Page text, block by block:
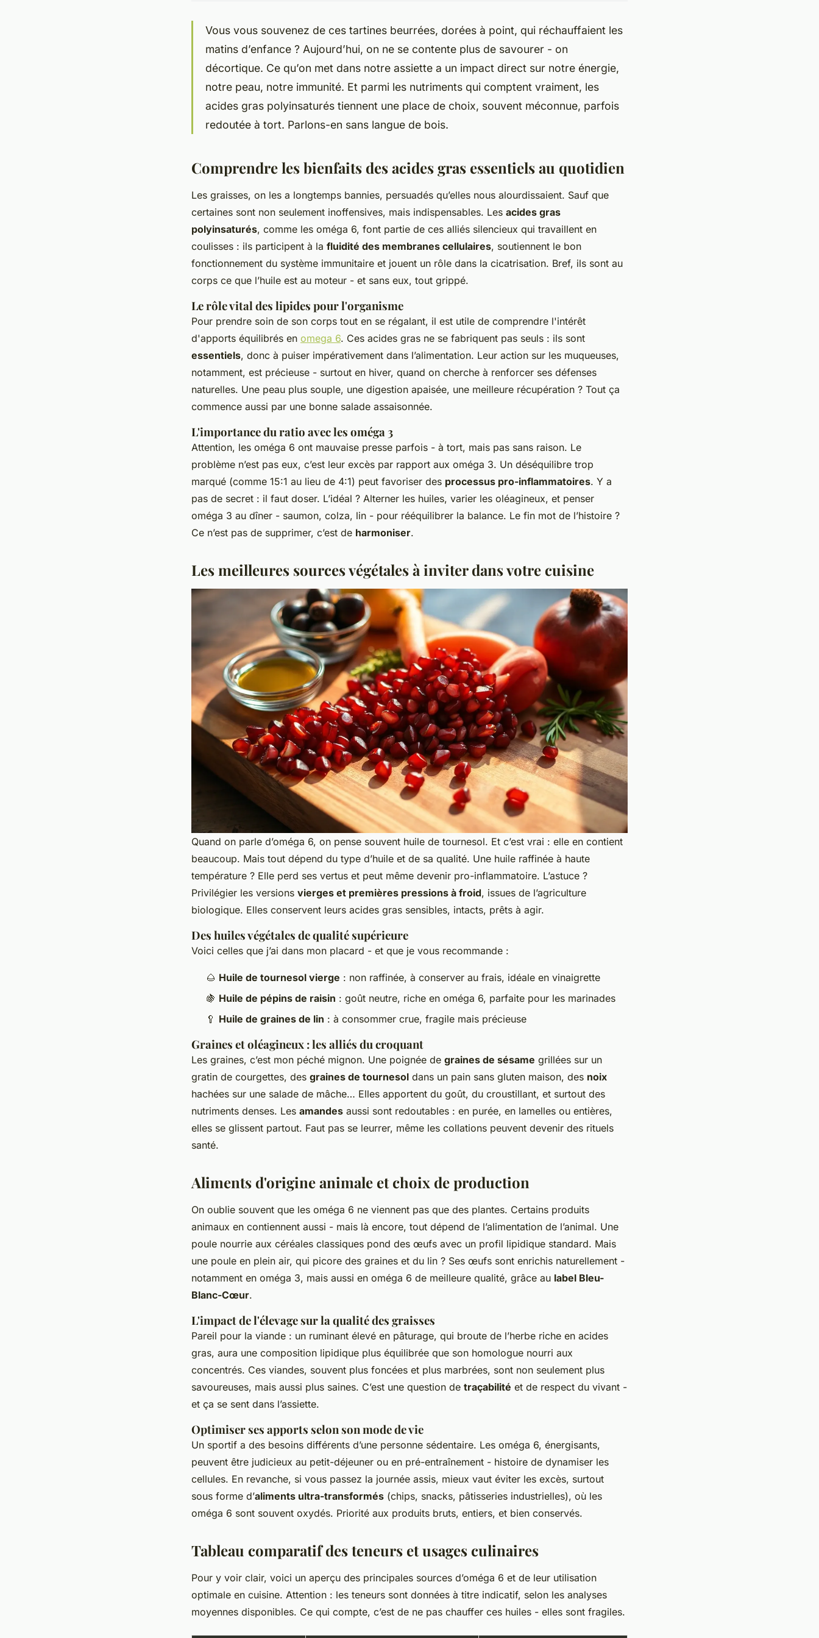
Vous vous souvenez de ces tartines beurrées, dorées à point, qui réchauffaient les
matins d’enfance ? Aujourd’hui, on ne se contente plus de savourer - on
décortique. Ce qu’on met dans notre assiette a un impact direct sur notre énergie,
notre peau, notre immunité. Et parmi les nutriments qui comptent vraiment, les
acides gras polyinsaturés tiennent une place de choix, souvent méconnue, parfois
redoutée à tort. Parlons-en sans langue de bois.
Comprendre les bienfaits des acides gras essentiels au quotidien
Les graisses, on les a longtemps bannies, persuadés qu’elles nous alourdissaient. Sauf que
certaines sont non seulement inoffensives, mais indispensables. Les acides gras
polyinsaturés, comme les oméga 6, font partie de ces alliés silencieux qui travaillent en
coulisses : ils participent à la fluidité des membranes cellulaires, soutiennent le bon
fonctionnement du système immunitaire et jouent un rôle dans la cicatrisation. Bref, ils sont au
corps ce que l’huile est au moteur - et sans eux, tout grippé.
Le rôle vital des lipides pour l'organisme
Pour prendre soin de son corps tout en se régalant, il est utile de comprendre l'intérêt
d'apports équilibrés en omega 6. Ces acides gras ne se fabriquent pas seuls : ils sont
essentiels, donc à puiser impérativement dans l’alimentation. Leur action sur les muqueuses,
notamment, est précieuse - surtout en hiver, quand on cherche à renforcer ses défenses
naturelles. Une peau plus souple, une digestion apaisée, une meilleure récupération ? Tout ça
commence aussi par une bonne salade assaisonnée.
L'importance du ratio avec les oméga 3
Attention, les oméga 6 ont mauvaise presse parfois - à tort, mais pas sans raison. Le
problème n’est pas eux, c’est leur excès par rapport aux oméga 3. Un déséquilibre trop
marqué (comme 15:1 au lieu de 4:1) peut favoriser des processus pro-inflammatoires. Y a
pas de secret : il faut doser. L’idéal ? Alterner les huiles, varier les oléagineux, et penser
oméga 3 au dîner - saumon, colza, lin - pour rééquilibrer la balance. Le fin mot de l’histoire ?
Ce n’est pas de supprimer, c’est de harmoniser.
Les meilleures sources végétales à inviter dans votre cuisine
Quand on parle d’oméga 6, on pense souvent huile de tournesol. Et c’est vrai : elle en contient
beaucoup. Mais tout dépend du type d’huile et de sa qualité. Une huile raffinée à haute
température ? Elle perd ses vertus et peut même devenir pro-inflammatoire. L’astuce ?
Privilégier les versions vierges et premières pressions à froid, issues de l’agriculture
biologique. Elles conservent leurs acides gras sensibles, intacts, prêts à agir.
Des huiles végétales de qualité supérieure
Voici celles que j’ai dans mon placard - et que je vous recommande :
🌰 Huile de tournesol vierge : non raffinée, à conserver au frais, idéale en vinaigrette
🍇 Huile de pépins de raisin : goût neutre, riche en oméga 6, parfaite pour les marinades
🥄 Huile de graines de lin : à consommer crue, fragile mais précieuse
Graines et oléagineux : les alliés du croquant
Les graines, c’est mon péché mignon. Une poignée de graines de sésame grillées sur un
gratin de courgettes, des graines de tournesol dans un pain sans gluten maison, des noix
hachées sur une salade de mâche… Elles apportent du goût, du croustillant, et surtout des
nutriments denses. Les amandes aussi sont redoutables : en purée, en lamelles ou entières,
elles se glissent partout. Faut pas se leurrer, même les collations peuvent devenir des rituels
santé.
Aliments d'origine animale et choix de production
On oublie souvent que les oméga 6 ne viennent pas que des plantes. Certains produits
animaux en contiennent aussi - mais là encore, tout dépend de l’alimentation de l’animal. Une
poule nourrie aux céréales classiques pond des œufs avec un profil lipidique standard. Mais
une poule en plein air, qui picore des graines et du lin ? Ses œufs sont enrichis naturellement -
notamment en oméga 3, mais aussi en oméga 6 de meilleure qualité, grâce au label Bleu-
Blanc-Cœur.
L'impact de l'élevage sur la qualité des graisses
Pareil pour la viande : un ruminant élevé en pâturage, qui broute de l’herbe riche en acides
gras, aura une composition lipidique plus équilibrée que son homologue nourri aux
concentrés. Ces viandes, souvent plus foncées et plus marbrées, sont non seulement plus
savoureuses, mais aussi plus saines. C’est une question de traçabilité et de respect du vivant -
et ça se sent dans l’assiette.
Optimiser ses apports selon son mode de vie
Un sportif a des besoins différents d’une personne sédentaire. Les oméga 6, énergisants,
peuvent être judicieux au petit-déjeuner ou en pré-entraînement - histoire de dynamiser les
cellules. En revanche, si vous passez la journée assis, mieux vaut éviter les excès, surtout
sous forme d’aliments ultra-transformés (chips, snacks, pâtisseries industrielles), où les
oméga 6 sont souvent oxydés. Priorité aux produits bruts, entiers, et bien conservés.
Tableau comparatif des teneurs et usages culinaires
Pour y voir clair, voici un aperçu des principales sources d’oméga 6 et de leur utilisation
optimale en cuisine. Attention : les teneurs sont données à titre indicatif, selon les analyses
moyennes disponibles. Ce qui compte, c’est de ne pas chauffer ces huiles - elles sont fragiles.